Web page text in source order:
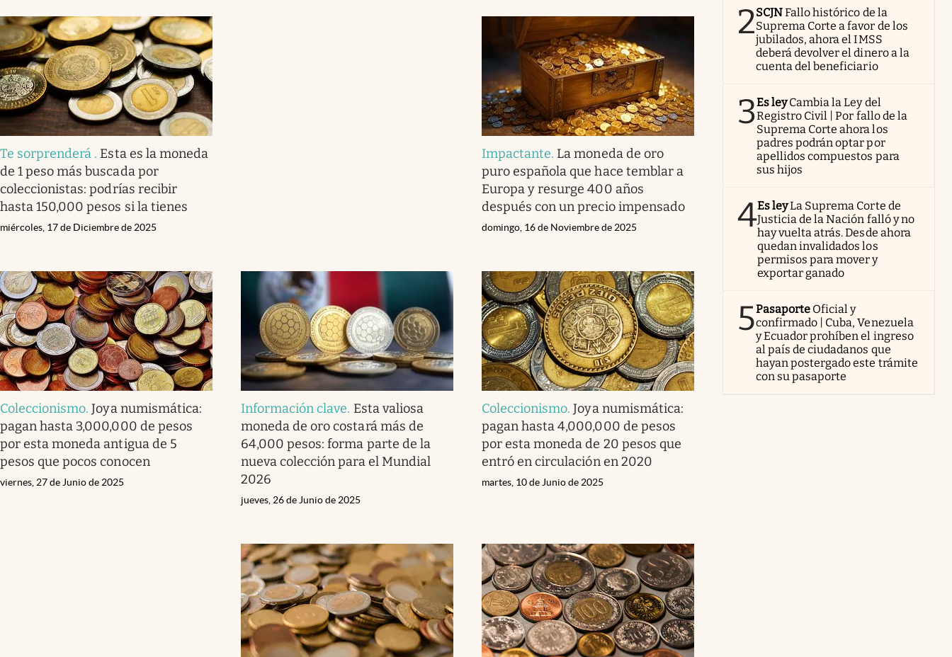
Te sorprenderá . Esta es la moneda
de 1 peso más buscada por
coleccionistas: podrías recibir
hasta 150,000 pesos si la tienes
miércoles, 17 de Diciembre de 2025
Impactante. La moneda de oro
puro española que hace temblar a
Europa y resurge 400 años
después con un precio impensado
domingo, 16 de Noviembre de 2025
Coleccionismo.Joya numismática:
pagan hasta 3,000,000 de pesos
por esta moneda antigua de 5
pesos que pocos conocen
viernes, 27 de Junio de 2025
Información clave. Esta valiosa
moneda de oro costará más de
64,000 pesos: forma parte de la
nueva colección para el Mundial
2026
jueves, 26 de Junio de 2025
Coleccionismo.Joya numismática:
pagan hasta 4,000,000 de pesos
por esta moneda de 20 pesos que
entró en circulación en 2020
martes, 10 de Junio de 2025
2SCJNFallo histórico de la
Suprema Corte a favor de los
jubilados, ahora el IMSS
deberá devolver el dinero a la
cuenta del beneficiario
3Es ley Cambia la Ley del
Registro Civil | Por fallo de la
Suprema Corte ahora los
padres podrán optar por
apellidos compuestos para
sus hijos
4Es leyLa Suprema Corte de
Justicia de la Nación falló y no
hay vuelta atrás. Desde ahora
quedan invalidados los
permisos para mover y
exportar ganado
5Pasaporte Oficial y
confirmado | Cuba, Venezuela
y Ecuador prohíben el ingreso
al país de ciudadanos que
hayan postergado este trámite
con su pasaporte